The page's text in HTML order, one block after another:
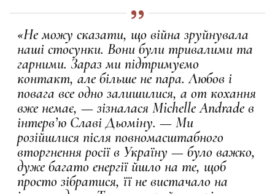
«Не можу сказати, що війна зруйнувала
наші стосунки. Вони були тривалими та
гарними. Зараз ми підтримуємо
контакт, але більше не пара. Любов і
повага все одно залишилися, а от кохання
вже немає, — зізналася Michelle Andrade в
інтерв’ю Славі Дьоміну. — Ми
розійшлися після повномасштабного
вторгнення росії в Україну — було важко,
дуже багато енергії йшло на те, щоб
просто зібратися, її не вистачало на